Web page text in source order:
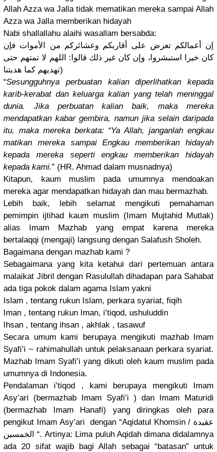
Allah Azza wa Jalla tidak mematikan mereka sampai Allah
Azza wa Jalla memberikan hidayah
Nabi shallallahu alaihi wasallam bersabda:
إن أعمالكم تعرض على أقاربكم وعشائركم من الأموات فإن
كان خيرا استبشروا، وإن كان غير ذلك قالوا: اللهم لا تمتهم حتى
تهديهم كما هديتنا)
“Sesungguhnya perbuatan kalian diperlihatkan kepada
karib-kerabat dan keluarga kalian yang telah meninggal
dunia. Jika perbuatan kalian baik, maka mereka
mendapatkan kabar gembira, namun jika selain daripada
itu, maka mereka berkata: “Ya Allah, janganlah engkau
matikan mereka sampai Engkau memberikan hidayah
kepada mereka seperti engkau memberikan hidayah
kepada kami.” (HR. Ahmad dalam musnadnya)
Kitapun, kaum muslim pada umumnya mendoakan
mereka agar mendapatkan hidayah dan mau bermazhab.
Lebih baik, lebih selamat mengikuti pemahaman
pemimpin ijtihad kaum muslim (Imam Mujtahid Mutlak)
alias Imam Mazhab yang empat karena mereka
bertalaqqi (mengaji) langsung dengan Salafush Sholeh.
Bagaimana dengan mazhab kami ?
Sebagaimana yang kita ketahui dari pertemuan antara
malaikat Jibril dengan Rasulullahdihadapan para Sahabat
ada tiga pokok dalam agama Islam yakni
Islam , tentang rukun Islam, perkara syariat, fiqih
Iman , tentang rukun Iman, i’tiqod, ushuluddin
Ihsan , tentang ihsan , akhlak , tasawuf
Secara umum kami berupaya mengikuti mazhab Imam
Syafi’i ~ rahimahullah untuk pelaksanaan perkara syariat.
Mazhab Imam Syafi’i yang dikuti oleh kaum muslim pada
umumnya di Indonesia.
Pendalaman i’tiqod , kami berupaya mengikuti Imam
Asy’ari (bermazhab Imam Syafi’i ) dan Imam Maturidi
(bermazhab Imam Hanafi) yang diringkas oleh para
pengikut Imam Asy’ari dengan “Aqidatul Khomsin /
الخمسين “. Artinya: Lima puluh Aqidah dimana didalamnya
ada 20 sifat wajib bagi Allah sebagai “batasan” untuk